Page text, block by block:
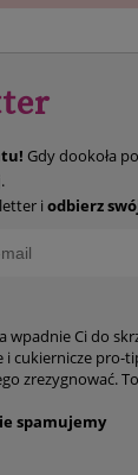
Gdy dookoła
.
i odbierz
wpadnie Ci do
cukiernicze pro-
możesz z niego
spamujemy